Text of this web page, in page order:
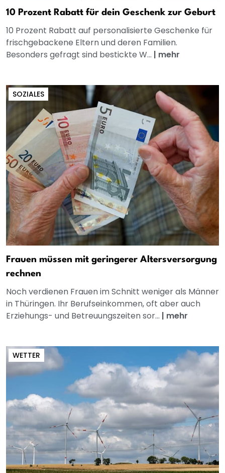
10 Prozent Rabatt für dein Geschenk zur Geburt
10 Prozent Rabatt auf personalisierte Geschenke für
frischgebackene Eltern und deren Familien.
Besonders gefragt sind bestickte W... | mehr
SOZIALES
Frauen müssen mit geringerer Altersversorgung
rechnen
Noch verdienen Frauen im Schnitt weniger als Männer
in Thüringen. Ihr Berufseinkommen, oft aber auch
Erziehungs- und Betreuungszeiten sor... | mehr
WETTER